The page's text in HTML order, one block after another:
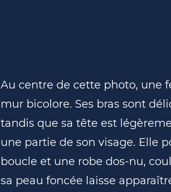
Au centre de cette photo, une
mur bicolore. Ses bras sont
tandis que sa tête est
une partie de son visage. Elle
boucle et une robe dos-nu,
sa peau foncée laisse